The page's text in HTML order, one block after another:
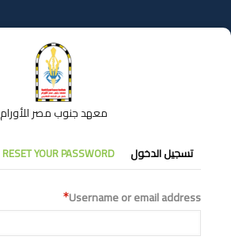
إلى
المحتوى
معهد جنوب مصر للأورام
التبويبات
الأساسية
تسجيل الدخول RESET YOUR PASSWORD
Username or email address